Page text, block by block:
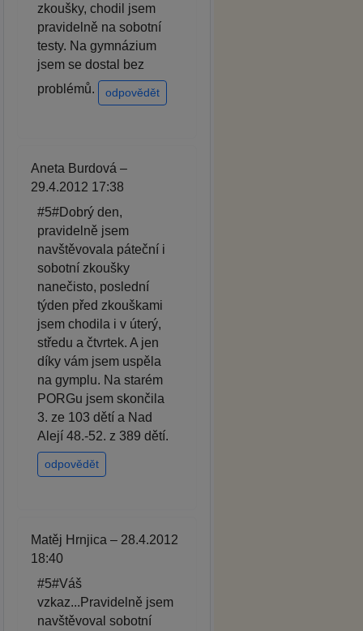
zkoušky, chodil jsem
pravidelně na sobotní
testy. Na gymnázium
jsem se dostal bez
problémů.
odpovědět
Aneta Burdová –
29.4.2012 17:38
#5#Dobrý den,
pravidelně jsem
navštěvovala páteční i
sobotní zkoušky
nanečisto, poslední
týden před zkouškami
jsem chodila i v úterý,
středu a čtvrtek. A jen
díky vám jsem uspěla
na gymplu. Na starém
PORGu jsem skončila
3. ze 103 dětí a Nad
Alejí 48.-52. z 389 dětí.
odpovědět
Matěj Hrnjica – 28.4.2012
18:40
#5#Váš
vzkaz...Pravidelně jsem
navštěvoval sobotní